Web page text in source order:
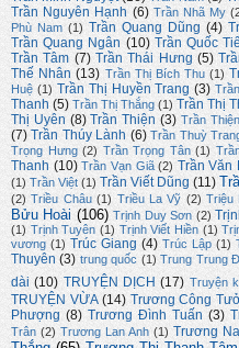
Trần Nguyên Hạnh (6) Trần Nhã My
Phù Nam (1) Trần Quang Dũng (4)
Trần Quang Ngân (10) Trần Quốc
Trần Tâm (7) Trần Thái Hưng (5)
Thế Nhân (13) Trần Thị Bích Thu (1)
Huệ (1) Trần Thị Huyền Trang (3)
Thanh (5) Trần Thị Thắng (1) Trần Thị
Thị Uyên (8) Trần Thiện (3) Trần
(7) Trần Thúy Lành (6) Trần Thuỳ
Trọng Hưng (2) Trần Trọng Tân (1)
Thanh (10) Trần Vạn Giã (2) Trần Văn
(1) Trần Việt (1) Trần Viết Dũng (11)
(2) Triều Châu (1) Triều La Vỹ (2) Triệu
Bửu Hoài (106) Trịnh Duy Sơn (2)
(1) Trịnh Tuyên (1) Trịnh Viết Hiền (1)
vương (1) Trúc Giang (4) Trúc Lập (1)
Thuyên (3) trung quốc (1) Trung Trung
dài (10) TRUYỆN DỊCH (17) Truyện
TRUYỆN VỪA (14) Trương Công
Phượng (8) Trương Đình Tuấn (3)
Trân (2) Trương Lan Anh (1) Trương